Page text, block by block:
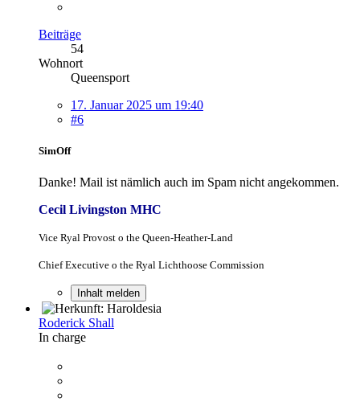
Beiträge
54
Wohnort
Queensport
17. Januar 2025 um 19:40
#6
SimOff
Danke! Mail ist nämlich auch im Spam nicht angekommen.
Cecil Livingston MHC
Vice Ryal Provost o the Queen-Heather-Land
Chief Executive o the Ryal Lichthoose Commission
Inhalt melden
Roderick Shall
In charge